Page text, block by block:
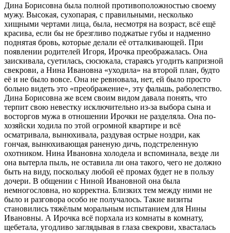
Дина Борисовна была полной противоположностью своему
мужу. Высокая, сухопарая, с правильными, несколько
хищными чертами лица, была, несмотря на возраст, всё ещё
красива, если бы не брезгливо поджатые губы и надменно
поднятая бровь, которые делали её отталкивающей. При
появлении родителей Игоря, Ирочка преображалась. Она
заискивала, суетилась, сюсюкала, стараясь угодить капризной
свекрови, а Нина Ивановна «уходила» на второй план, будто
её и не было вовсе. Она не ревновала, нет, ей было просто
больно видеть это «преображение», эту фальшь, раболепство.
Дина Борисовна же всем своим видом давала понять, что
терпит свою невестку исключительно из-за выбора сына и
восторгов мужа в отношении Ирочки не разделяла. Она по-
хозяйски ходила по этой огромной квартире и всё
осматривала, вынюхивала, раздувая острые ноздри, как
гончая, вынюхивающая раненую дичь, подстреленную
охотником. Нина Ивановна холодела и вспоминала, везде ли
она вытерла пыль, не оставила ли она такого, чего не должно
быть на виду, поскольку любой её промах будет не в пользу
дочери. В общении с Ниной Ивановной она была
немногословна, но корректна. Близких тем между ними не
было и разговора особо не получалось. Такие визиты
становились тяжёлым моральным испытанием для Нины
Ивановны. А Ирочка всё порхала из комнаты в комнату,
щебетала, угодливо заглядывая в глаза свекрови, хвасталась